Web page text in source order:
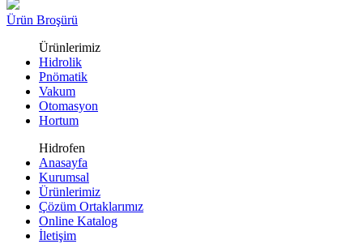
Ürün Broşürü
Ürünlerimiz
Hidrolik
Pnömatik
Vakum
Otomasyon
Hortum
Hidrofen
Anasayfa
Kurumsal
Ürünlerimiz
Çözüm Ortaklarımız
Online Katalog
İletişim